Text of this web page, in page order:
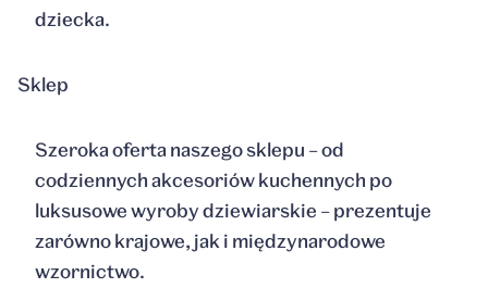
dziecka.
Sklep
Szeroka oferta naszego sklepu – od
codziennych akcesoriów kuchennych po
luksusowe wyroby dziewiarskie – prezentuje
zarówno krajowe, jak i międzynarodowe
wzornictwo.